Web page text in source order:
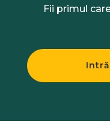
Fii primul